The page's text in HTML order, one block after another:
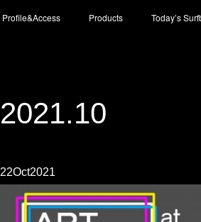
Profile&Access Products Today’s
2021.10
22Oct2021